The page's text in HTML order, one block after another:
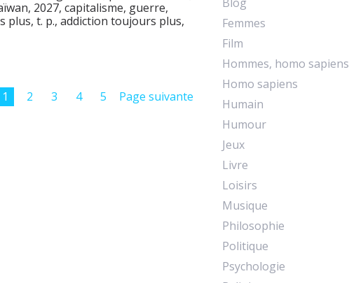
, 2027, capitalisme, guerre,
plus, t. p., addiction toujours plus,
1 2 3 4 5 Page suivante
Femmes
Film
Hommes, homo sapiens
Homo sapiens
Humain
Humour
Jeux
Livre
Loisirs
Musique
Philosophie
Politique
Psychologie